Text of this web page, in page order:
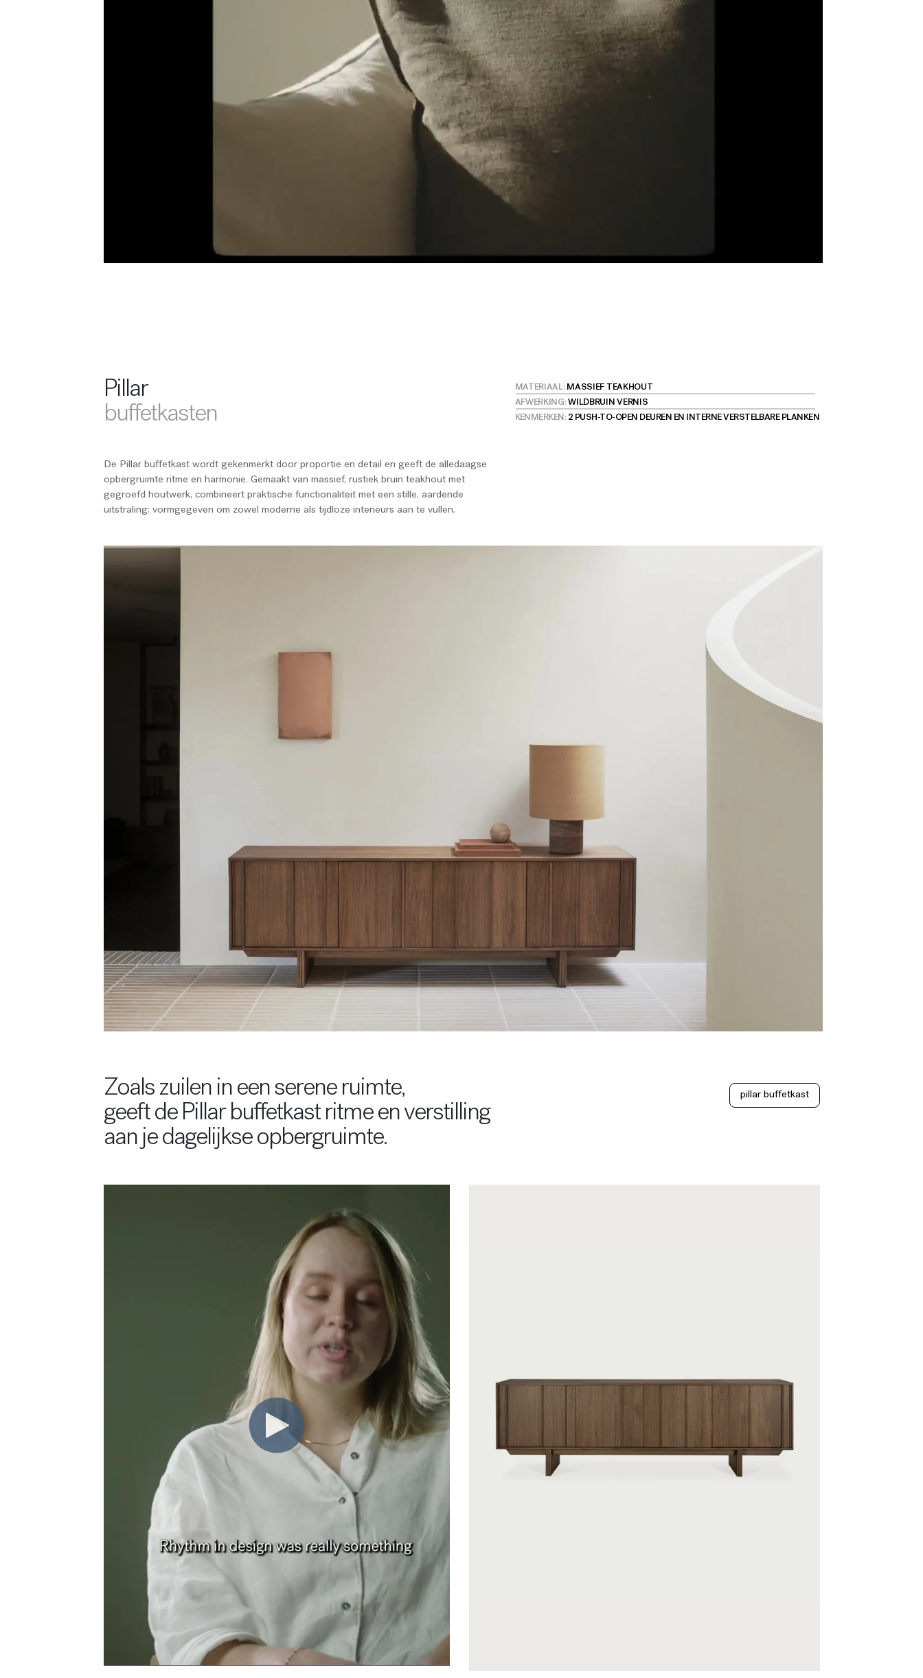
Pillar
buffetkasten
MATERIAAL: MASSIEF TEAKHOUT
AFWERKING:WILDBRUIN VERNIS
KENMERKEN: 2 PUSH-TO-OPEN DEUREN EN INTERNE VERSTELBARE PLANKEN
De Pillar buffetkast wordt gekenmerkt door proportie en detail en geeft de alledaagse
opbergruimte ritme en harmonie. Gemaakt van massief, rustiek bruin teakhout met
gegroefd houtwerk, combineert praktische functionaliteit met een stille, aardende
uitstraling: vormgegeven om zowel moderne als tijdloze interieurs aan te vullen.
Zoals zuilen in een serene ruimte,
geeft de Pillar buffetkast ritme en verstilling
aan je dagelijkse opbergruimte.
pillar buffetkast